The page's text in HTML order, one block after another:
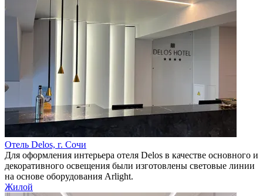
Отель Delos, г. Сочи
Для оформления интерьера отеля Delos в качестве основного и
декоративного освещения были изготовлены световые линии
на основе оборудования Arlight.
Жилой